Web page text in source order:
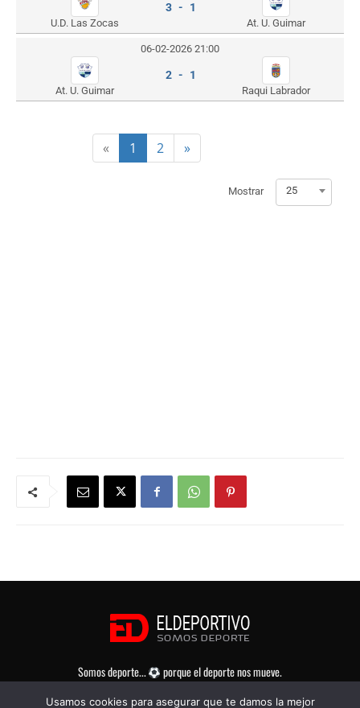
U.D. Las Zocas
3 - 1
At. U. Guimar
06-02-2026 21:00
At. U. Guimar
2 - 1
Raqui Labrador
« 1 2 »
Mostrar 25
Somos deporte...
porque el deporte nos mueve.
Usamos cookies para asegurar que te damos la mejor